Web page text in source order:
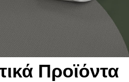
και τα ίχνη χρήσης
πιο εκτεταμένης ζημιάς, το
Το Getacore προσφέρει ατελείωτες
τη δυνατότητα διαμόρφωσης με
Προϊόντα